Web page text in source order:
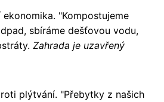
"Kompostujeme
sbíráme dešťovou vodu,
Zahrada je uzavřený
plýtvání. "Přebytky z našich